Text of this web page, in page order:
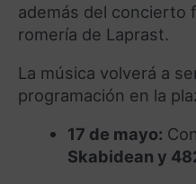
además del concierto
romería de Laprast.
La música volverá a
programación en la
17 de mayo:
Skabidean y